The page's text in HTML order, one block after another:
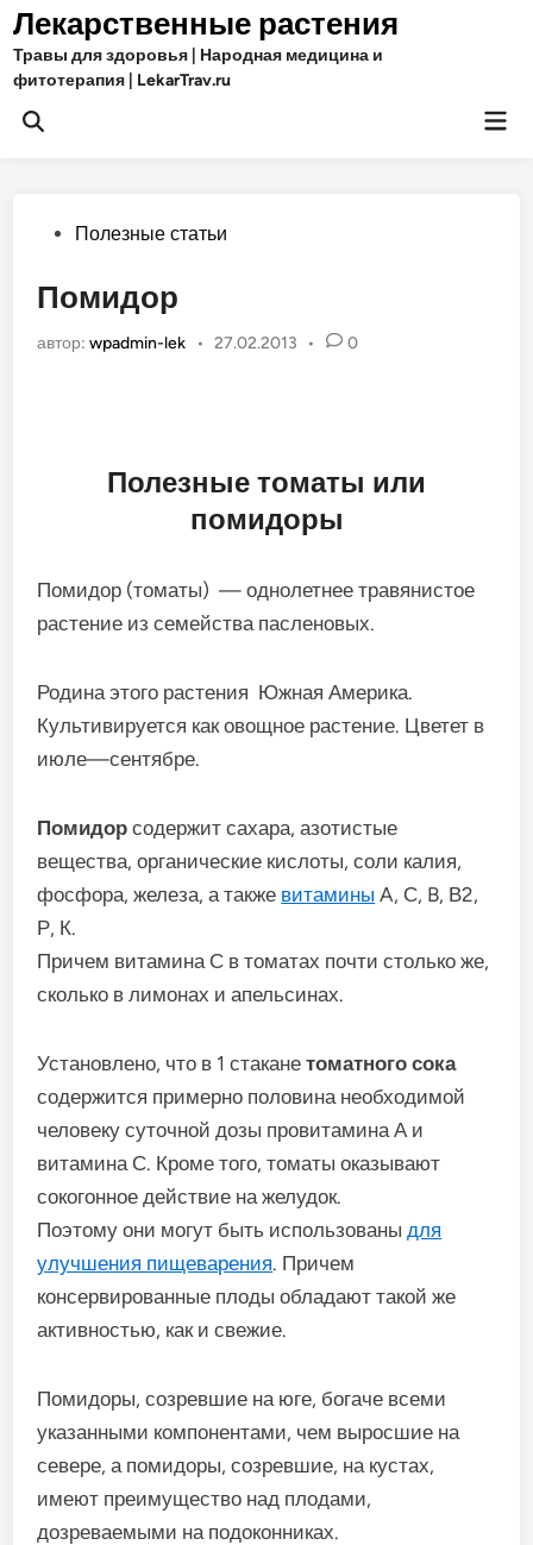
Перейти
содержимому
Лекарственные растения
Травы для здоровья | Народная медицина и
фитотерапия | LekarTrav.ru
Открыть
Опубликовано
Полезные статьи
Помидор
автор:wpadmin-lek • 27.02.2013 • 0
Полезные томаты или
помидоры
Помидор (томаты) — однолетнее травянистое
растение из семейства пасленовых.
Родина этого растения Южная Америка.
Культивируется как овощное растение. Цветет в
июле—сентябре.
Помидор содержит сахара, азотистые
вещества, органические кислоты, соли калия,
фосфора, железа, а также витамины A, С, B, В2,
Р, К.
Причем витамина С в томатах почти столько же,
сколько в лимонах и апельсинах.
Установлено, что в 1 стаканетоматного сока
содержится примерно половина необходимой
человеку суточной дозы провитамина А и
витамина С. Кроме того, томаты оказывают
сокогонное действие на желудок.
Поэтому они могут быть использованыдля
улучшения пищеварения. Причем
консервированные плоды обладают такой же
активностью, как и свежие.
Помидоры, созревшие на юге, богаче всеми
указанными компонентами, чем выросшие на
севере, а помидоры, созревшие, на кустах,
имеют преимущество над плодами,
дозреваемыми на подоконниках.